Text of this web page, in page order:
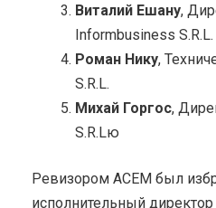
Виталий Ешану,
Informbusiness S.R.L.
Роман Нику,
S.R.L.
Михай Горгос,
S.R.Lю
Ревизором АСЕМ был
исполнительный директор